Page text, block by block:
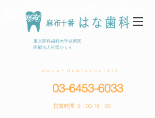
東京医科歯科大学連携医
医療法人社団かりん
HANA＊DENTALCLINIC
03-6453-6033
営業時間 9：00-18：00
医者「麻布十番はな歯科」